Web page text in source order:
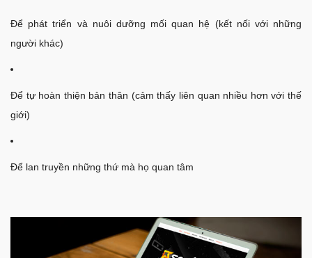
Để phát triển và nuôi dưỡng mối quan hệ (kết nối với những
người khác)
Để tự hoàn thiện bản thân (cảm thấy liên quan nhiều hơn với thế
giới)
Để lan truyền những thứ mà họ quan tâm